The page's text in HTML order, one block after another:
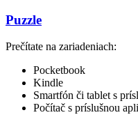
Puzzle
Prečítate na zariadeniach:
Pocketbook
Kindle
Smartfón či tablet s
Počítač s príslušnou